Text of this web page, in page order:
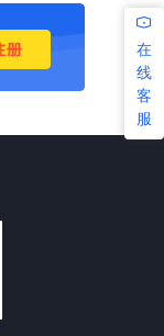
在
线
客
服